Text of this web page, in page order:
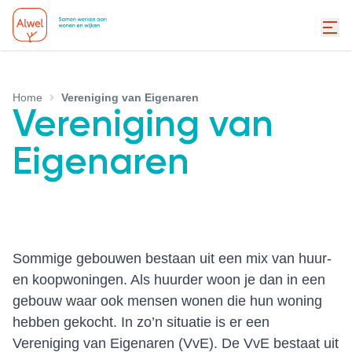
Home Vereniging van Eigenaren
Vereniging van
Eigenaren
Sommige gebouwen bestaan uit een mix van huur-
en koopwoningen. Als huurder woon je dan in een
gebouw waar ook mensen wonen die hun woning
hebben gekocht. In zo’n situatie is er een
Vereniging van Eigenaren (VvE). De VvE bestaat uit